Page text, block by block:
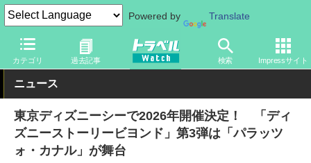
Powered by Translate
カテゴリ 過去記事 検索 Impressサイト
トラベル Watch 旅の情報 観光地 ディズニーリゾート
ニュース
東京ディズニーシーで2026年開催決定！ 「ディ
ズニーストーリービヨンド」第3弾は「パラッツ
ォ・カナル」が舞台